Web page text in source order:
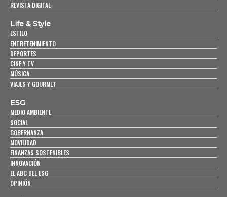
REVISTA DIGITAL
Life & Style
ESTILO
ENTRETENIMIENTO
DEPORTES
CINE Y TV
MÚSICA
VIAJES Y GOURMET
ESG
MEDIO AMBIENTE
SOCIAL
GOBERNANZA
MOVILIDAD
FINANZAS SOSTENIBLES
INNOVACIÓN
EL ABC DEL ESG
OPINIÓN